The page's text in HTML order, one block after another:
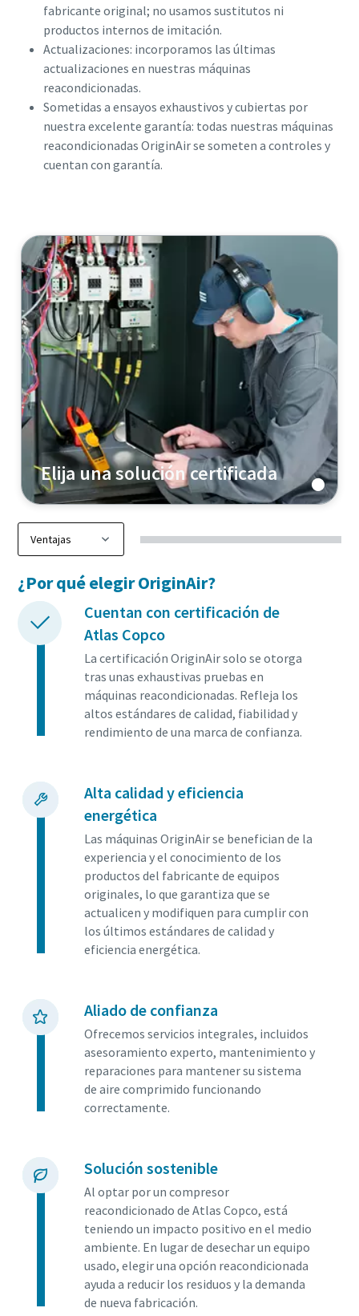
fabricante original; no usamos sustitutos ni
productos internos de imitación.
Actualizaciones: incorporamos las últimas
actualizaciones en nuestras máquinas
reacondicionadas.
Sometidas a ensayos exhaustivos y cubiertas por
nuestra excelente garantía: todas nuestras máquinas
reacondicionadas OriginAir se someten a controles y
cuentan con garantía.
Elija una solución certificada
¿Por qué elegir OriginAir?
Cuentan con certificación de
Atlas Copco
La certificación OriginAir solo se otorga
tras unas exhaustivas pruebas en
máquinas reacondicionadas. Refleja los
altos estándares de calidad, fiabilidad y
rendimiento de una marca de confianza.
Alta calidad y eficiencia
energética
Las máquinas OriginAir se benefician de la
experiencia y el conocimiento de los
productos del fabricante de equipos
originales, lo que garantiza que se
actualicen y modifiquen para cumplir con
los últimos estándares de calidad y
eficiencia energética.
Aliado de confianza
Ofrecemos servicios integrales, incluidos
asesoramiento experto, mantenimiento y
reparaciones para mantener su sistema
de aire comprimido funcionando
correctamente.
Solución sostenible
Al optar por un compresor
reacondicionado de Atlas Copco, está
teniendo un impacto positivo en el medio
ambiente. En lugar de desechar un equipo
usado, elegir una opción reacondicionada
ayuda a reducir los residuos y la demanda
de nueva fabricación.